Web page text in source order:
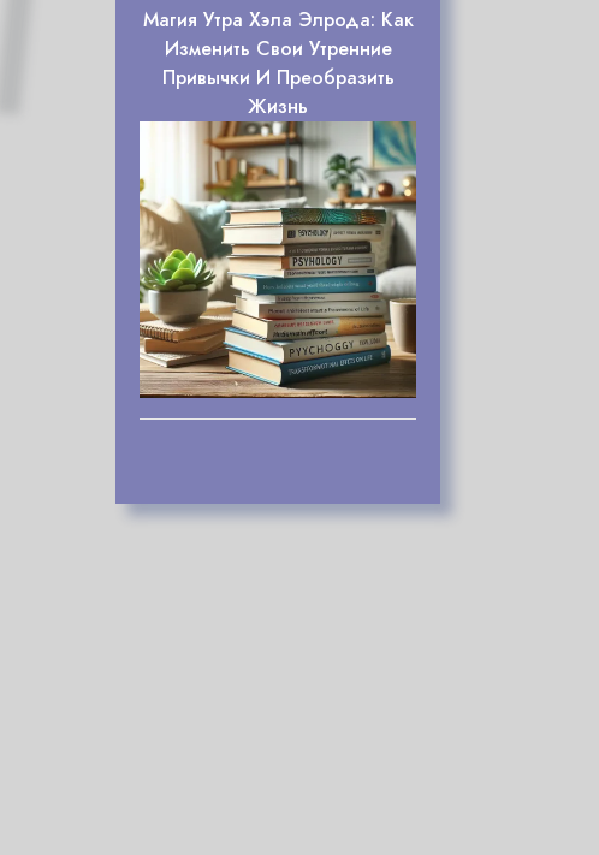
Магия Утра Хэла Элрода: Как
Изменить Свои Утренние
Привычки И Преобразить
Жизнь